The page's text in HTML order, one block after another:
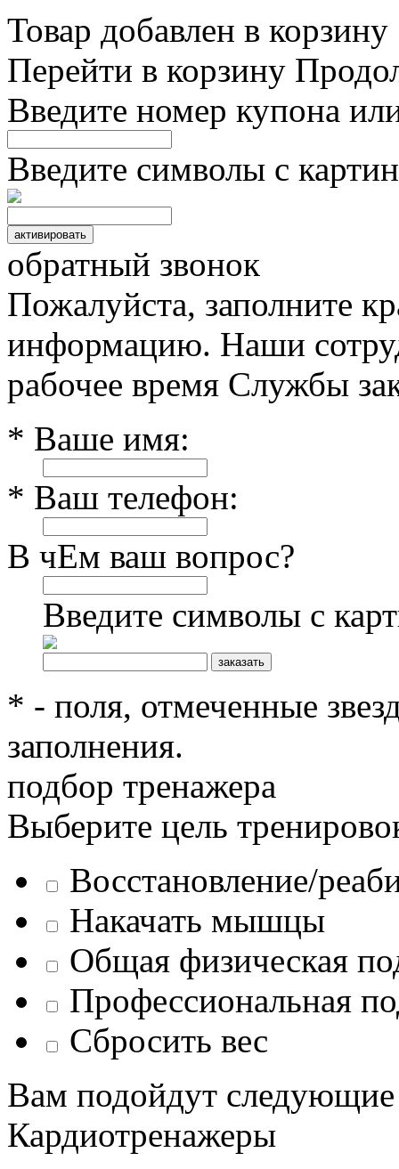
Товар добавлен в корзину
Перейти в корзину
Введите номер купона
Введите символы с
обратный звонок
Пожалуйста, заполните
информацию. Наши
рабочее время Службы
* Ваше имя:
* Ваш телефон:
В чЕм ваш вопрос?
Введите символы с
* - поля, отмеченные
заполнения.
подбор тренажера
Выберите цель
Восстановление/
Накачать мышцы
Общая физическая
Профессиональная
Сбросить вес
Вам подойдут
Кардиотренажеры